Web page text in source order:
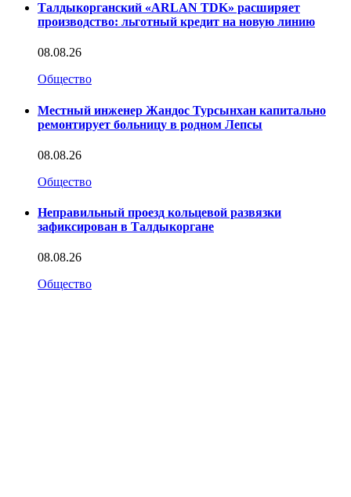
Талдыкорганский «ARLAN TDK» расширяет
производство: льготный кредит на новую линию
08.08.26
Общество
Местный инженер Жандос Турсынхан капитально
ремонтирует больницу в родном Лепсы
08.08.26
Общество
Неправильный проезд кольцевой развязки
зафиксирован в Талдыкоргане
08.08.26
Общество